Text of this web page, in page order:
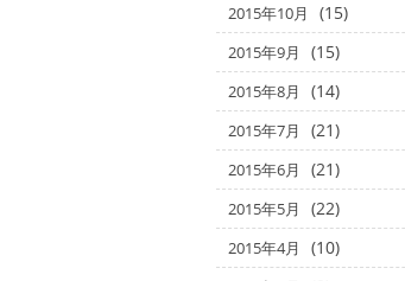
2015年10月 (15)
2015年9月 (15)
2015年8月 (14)
2015年7月 (21)
2015年6月 (21)
2015年5月 (22)
2015年4月 (10)